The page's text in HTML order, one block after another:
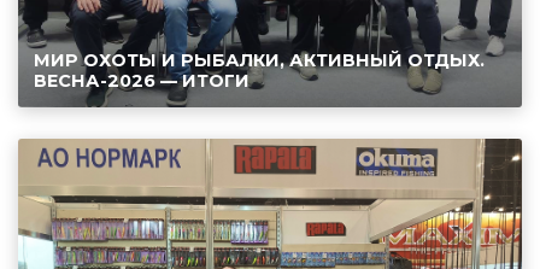
МИР ОХОТЫ И РЫБАЛКИ, АКТИВНЫЙ ОТДЫХ.
ВЕСНА-2026 — ИТОГИ